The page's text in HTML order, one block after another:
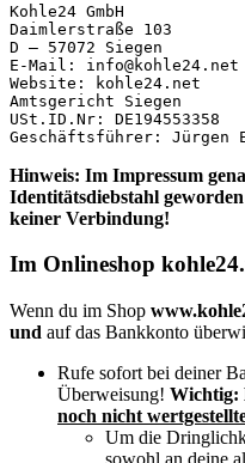
Kohle24 GmbH
Daimlerstraße 103
D – 57072 Siegen
E-Mail: info@kohle24.net
Website: kohle24.net
Amtsgericht Siegen
USt.ID.Nr: DE194553358
Geschäftsführer: Jürgen
Hinweis: Im Impressum
Identitätsdiebstahl
keiner Verbindung!
Im Onlineshop
Wenn du im Shop
und auf das Bankkonto
Rufe sofort bei deiner
Überweisung! Wichtig:
noch nicht
Um die